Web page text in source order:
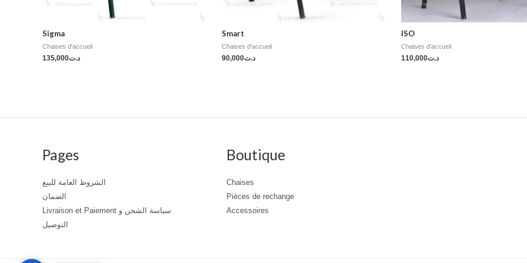
Sigma
Chaises d'accueil
د.ت135,000
Smart
Chaises d'accueil
د.ت90,000
ISO
Chaises d'accueil
د.ت110,000
Pages
الشروط العامة للبيع
الضمان
Livraison et Paiement سياسة الشحن و
التوصيل
Boutique
Chaises
Pièces de rechange
Accessoires